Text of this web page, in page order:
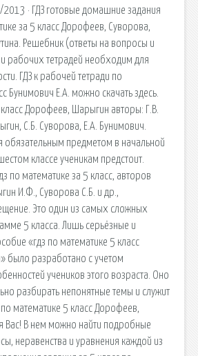
· ГДЗ готовые домашние задания
за 5 класс Дорофеев, Суворова,
Решебник (ответы на вопросы и
рабочих тетрадей необходим для
ГДЗ к рабочей тетради по
Бунимович Е.А. можно скачать здесь.
класс Дорофеев, Шарыгин авторы: Г.В.
С.Б. Суворова, Е.А. Бунимович.
обязательным предметом в начальной
классе ученикам предстоит.
по математике за 5 класс, авторов
И.Ф., Суворова С.Б. и др.,
Это один из самых сложных
5 класса. Лишь серьёзные и
«гдз по математике 5 класс
было разработано с учетом
учеников этого возраста. Оно
разбирать непонятные темы и служит
математике 5 класс Дорофеев,
Вас! В нем можно найти подробные
неравенства и уравнения каждой из